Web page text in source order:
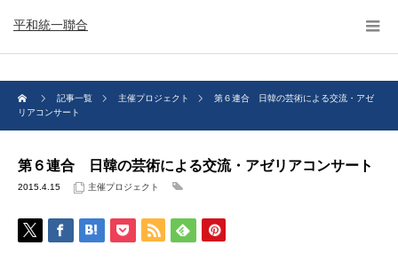
平和統一聯合
記事一覧 主催プロジェクト
第６連合 日韓の芸術による交流・アゼ
リアコンサート
第６連合 日韓の芸術による交流・アゼリアコンサート
2015.4.15 主催プロジェクト